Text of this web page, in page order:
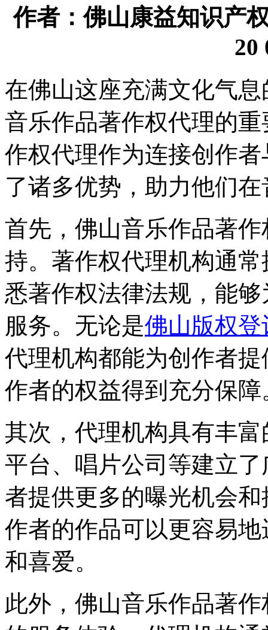
作者：佛山康益知识产
20
在佛山这座充满文化气
音乐作品著作权代理的
作权代理作为连接创作
了诸多优势，助力他们
首先，佛山音乐作品著
持。著作权代理机构通
悉著作权法律法规，能
服务。无论是佛山版权登
代理机构都能为创作者
作者的权益得到充分保障
其次，代理机构具有丰
平台、唱片公司等建立
者提供更多的曝光机会
作者的作品可以更容易
和喜爱。
此外，佛山音乐作品著